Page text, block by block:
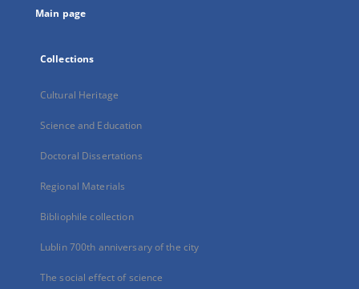
Main page
Collections
Cultural Heritage
Science and Education
Doctoral Dissertations
Regional Materials
Bibliophile collection
Lublin 700th anniversary of the city
The social effect of science